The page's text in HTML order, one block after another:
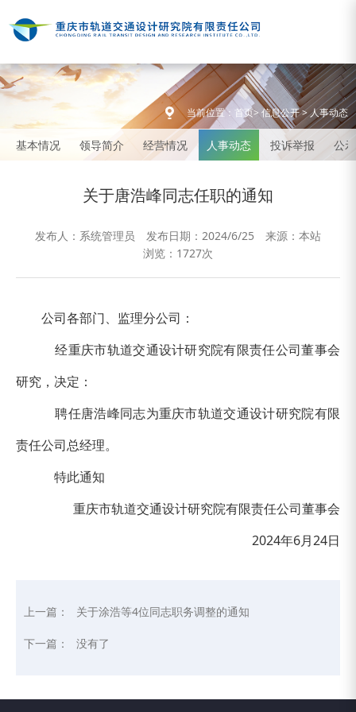
基本情况 领导简介 经营情况 人事动态 投诉举报 公
当前位置： 首页>信息公开>人事动态
关于唐浩峰同志任职的通知
发布人：系统管理员 发布日期：2024/6/25
来源：本站
浏览： 1727次
公司各部门、监理分公司：
经重庆市轨道交通设计研究院有限责任公司董事会
研究，决定：
聘任唐浩峰同志为重庆市轨道交通设计研究院有限
责任公司总经理。
特此通知
重庆市轨道交通设计研究院有限责任公司董事会
2024年6月24日
上一篇： 关于涂浩等4位同志职务调整的通知
下一篇： 没有了